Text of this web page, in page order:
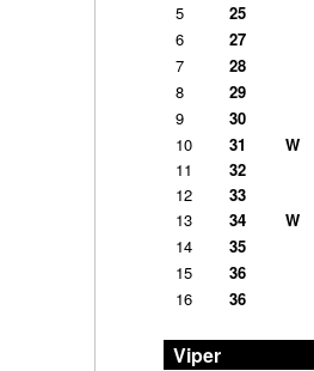
5
25
6
27
7
28
8
29
9
30
10
31 W
11
32
12
33
13
34 W
14
35
15
36
16
36
Viper